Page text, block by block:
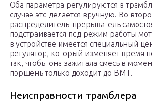
Оба параметра регулируются в
случае это делается вручную. Во
распределитель-прерыватель
подстраивается под режим работы
в устройстве имеется специальный
регулятор, который изменяет время
так, чтобы она зажигала смесь в
поршень только доходит до ВМТ.
Неисправности трамблера